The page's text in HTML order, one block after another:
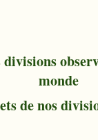
divisions
monde
de nos